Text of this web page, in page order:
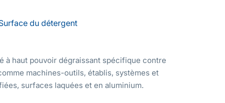
du détergent
à haut pouvoir dégraissant spécifique contre
machines-outils, établis, systèmes et
surfaces laquées et en aluminium.